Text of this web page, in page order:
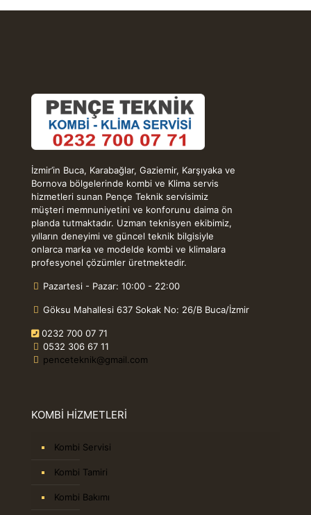
İzmir’in Buca, Karabağlar, Gaziemir, Karşıyaka ve
Bornova bölgelerinde kombi ve Klima servis
hizmetleri sunan Pençe Teknik servisimiz
müşteri memnuniyetini ve konforunu daima ön
planda tutmaktadır. Uzman teknisyen ekibimiz,
yılların deneyimi ve güncel teknik bilgisiyle
onlarca marka ve modelde kombi ve klimalara
profesyonel çözümler üretmektedir.
Pazartesi - Pazar: 10:00 - 22:00
Göksu Mahallesi 637 Sokak No: 26/B Buca/İzmir
0232 700 07 71
0532 306 67 11
penceteknik@gmail.com
KOMBİ HİZMETLERİ
Kombi Servisi
Kombi Tamiri
Kombi Bakımı